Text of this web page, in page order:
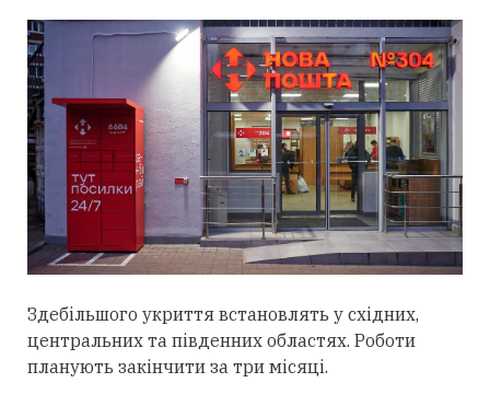
Здебільшого укриття встановлять у східних,
центральних та південних областях. Роботи
планують закінчити за три місяці.